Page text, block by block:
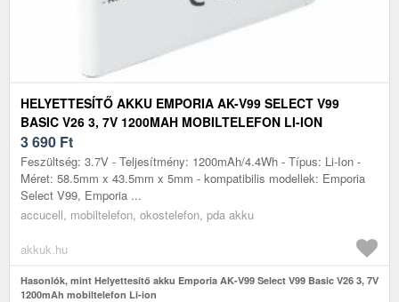
HELYETTESÍTŐ AKKU EMPORIA AK-V99 SELECT V99
BASIC V26 3, 7V 1200MAH MOBILTELEFON LI-ION
3 690 Ft
Feszültség: 3.7V - Teljesítmény: 1200mAh/4.4Wh - Típus: Li-Ion -
Méret: 58.5mm x 43.5mm x 5mm - kompatibilis modellek: Emporia
Select V99, Emporia ...
accucell, mobiltelefon, okostelefon, pda akku
akkuk.hu
Hasonlók, mint Helyettesítő akku Emporia AK-V99 Select V99 Basic V26 3, 7V
1200mAh mobiltelefon Li-ion